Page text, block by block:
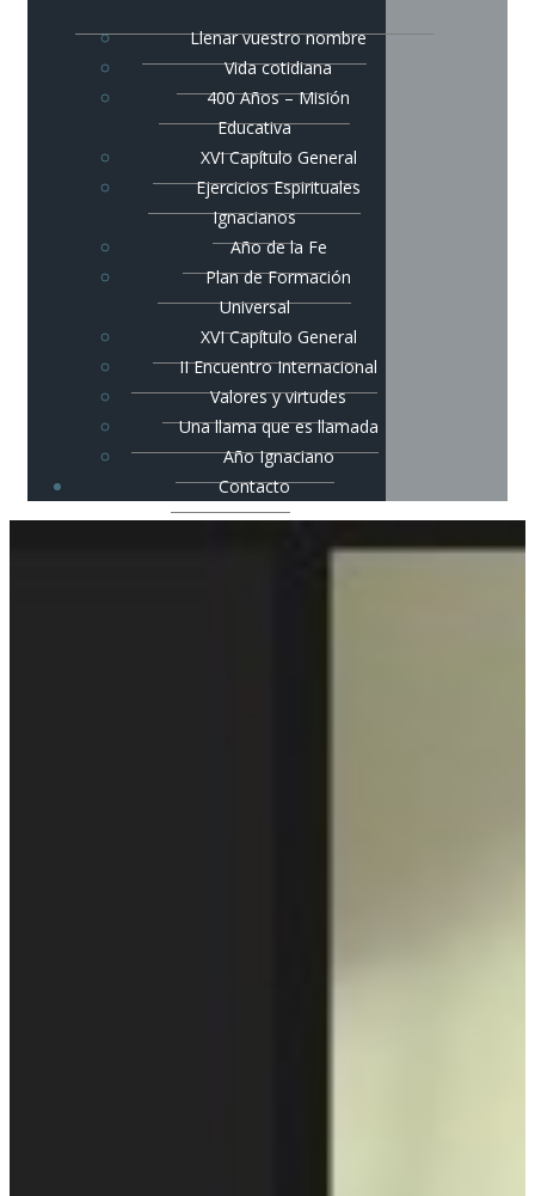
Llenar vuestro nombre
Vida cotidiana
400 Años – Misión
Educativa
XVI Capítulo General
Ejercicios Espirituales
Ignacianos
Año de la Fe
Plan de Formación
Universal
XVI Capítulo General
II Encuentro Internacional
Valores y virtudes
Una llama que es llamada
Año Ignaciano
Contacto